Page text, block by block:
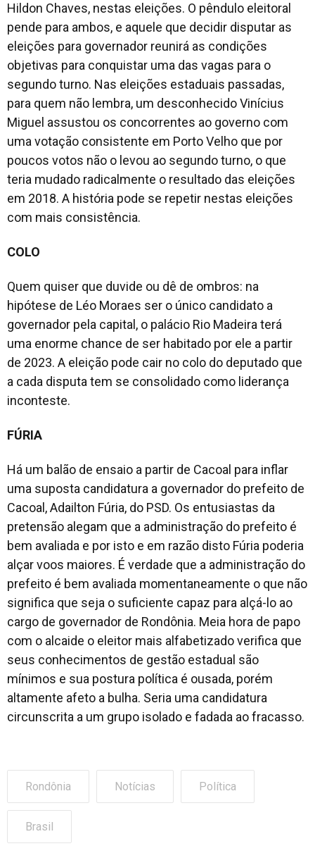
Hildon Chaves, nestas eleições. O pêndulo eleitoral
pende para ambos, e aquele que decidir disputar as
eleições para governador reunirá as condições
objetivas para conquistar uma das vagas para o
segundo turno. Nas eleições estaduais passadas,
para quem não lembra, um desconhecido Vinícius
Miguel assustou os concorrentes ao governo com
uma votação consistente em Porto Velho que por
poucos votos não o levou ao segundo turno, o que
teria mudado radicalmente o resultado das eleições
em 2018. A história pode se repetir nestas eleições
com mais consistência.
COLO
Quem quiser que duvide ou dê de ombros: na
hipótese de Léo Moraes ser o único candidato a
governador pela capital, o palácio Rio Madeira terá
uma enorme chance de ser habitado por ele a partir
de 2023. A eleição pode cair no colo do deputado que
a cada disputa tem se consolidado como liderança
inconteste.
FÚRIA
Há um balão de ensaio a partir de Cacoal para inflar
uma suposta candidatura a governador do prefeito de
Cacoal, Adailton Fúria, do PSD. Os entusiastas da
pretensão alegam que a administração do prefeito é
bem avaliada e por isto e em razão disto Fúria poderia
alçar voos maiores. É verdade que a administração do
prefeito é bem avaliada momentaneamente o que não
significa que seja o suficiente capaz para alçá-lo ao
cargo de governador de Rondônia. Meia hora de papo
com o alcaide o eleitor mais alfabetizado verifica que
seus conhecimentos de gestão estadual são
mínimos e sua postura política é ousada, porém
altamente afeto a bulha. Seria uma candidatura
circunscrita a um grupo isolado e fadada ao fracasso.
Rondônia Notícias Política
Brasil